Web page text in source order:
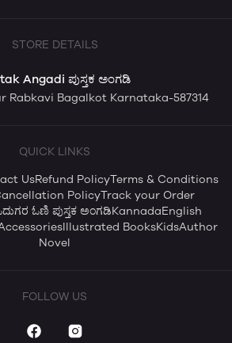
STORE DETAILS
Angadi ಪುಸ್ತಕ ಅಂಗಡಿ
Rabkavi Bagalkot Karnataka-587314
QUICK LINKS
UsRefund PolicyTerms & Conditions
PolicyTrack your Order
ಓಣಿ ಪುಸ್ತಕ ಅಂಗಡಿKannadaEnglish
Illustrated BooksKidsAuthor
Novel
FOLLOW US